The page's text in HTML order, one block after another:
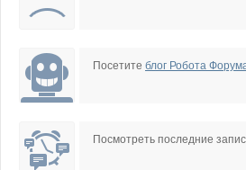
Посетите блог Робота
Посмотреть последние